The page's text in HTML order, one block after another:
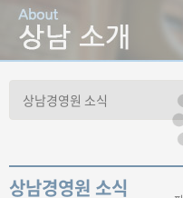
상남경영원 소식